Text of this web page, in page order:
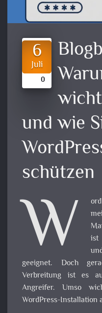
6
Juli
0
und wie
schützen
W
ist
geeignet. Doch
Verbreitung ist es
Angreifer. Umso
WordPress-Installation